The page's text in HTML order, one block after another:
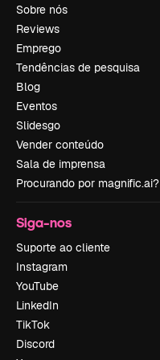
Sobre nós
Reviews
Emprego
Tendências de pesquisa
Blog
Eventos
Slidesgo
Vender conteúdo
Sala de imprensa
Procurando por magnific.ai?
Siga-nos
Suporte ao cliente
Instagram
YouTube
LinkedIn
TikTok
Discord